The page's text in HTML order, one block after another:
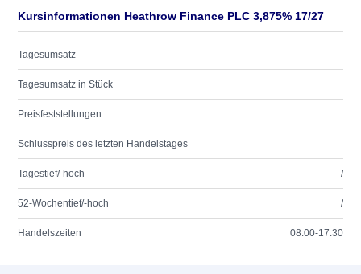
Kursinformationen Heathrow Finance PLC 3,875% 17/27
Tagesumsatz
Tagesumsatz in Stück
Preisfeststellungen
Schlusspreis des letzten Handelstages
Tagestief/-hoch /
52-Wochentief/-hoch /
Handelszeiten 08:00-17:30